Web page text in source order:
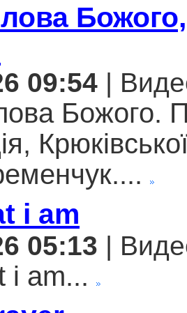
09:54 |
Божого.
i am
05:13 |
i am...